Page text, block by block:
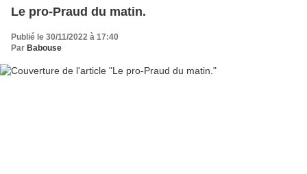
Le pro-Praud du matin.
Publié le 30/11/2022 à 17:40
Par Babouse